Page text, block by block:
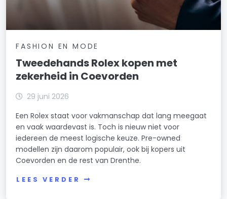
FASHION EN MODE
Tweedehands Rolex kopen met
zekerheid in Coevorden
29 juni 2026
Een Rolex staat voor vakmanschap dat lang meegaat
en vaak waardevast is. Toch is nieuw niet voor
iedereen de meest logische keuze. Pre-owned
modellen zijn daarom populair, ook bij kopers uit
Coevorden en de rest van Drenthe.
LEES VERDER